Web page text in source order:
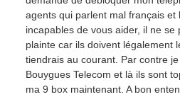
agents qui parlent mal français et
incapables de vous aider, il ne se
plainte car ils doivent légalement
tiendrais au courant. Par contre
Bouygues Telecom et là ils sont
ma 9 box maintenant. A bon